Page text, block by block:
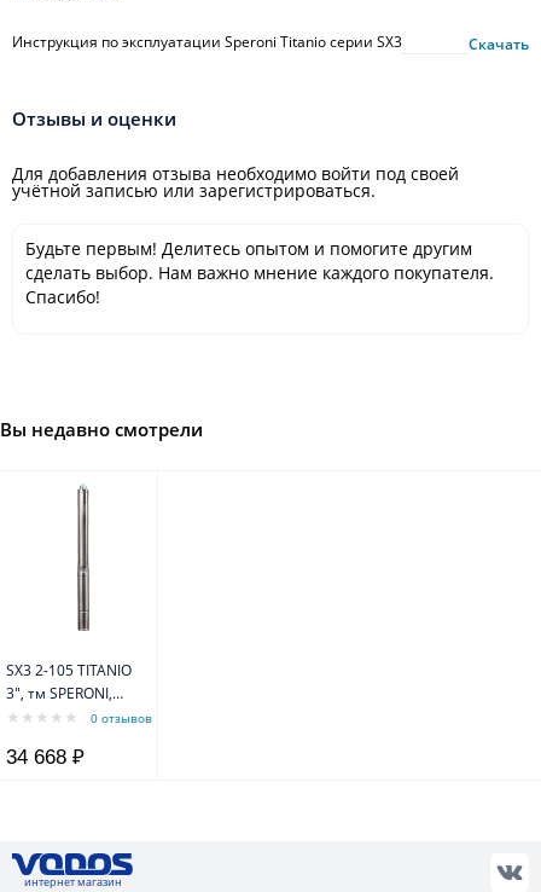
Инструкция по эксплуатации Speroni Titanio серии SX3 Скачать
Отзывы и оценки
Для добавления отзыва необходимо войти под своей
учётной записью или зарегистрироваться.
Будьте первым! Делитесь опытом и помогите другим
сделать выбор. Нам важно мнение каждого покупателя.
Спасибо!
Вы недавно смотрели
SX3 2-105 TITANIO
3", тм SPERONI,
1,1kW, 1 х 230V, 50
0 отзывов
34 668 ₽
интернет магазин